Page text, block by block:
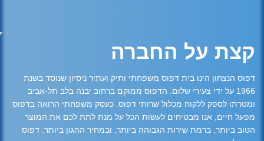
קצת על החברה
דפוס הנצחון הינו בית דפוס משפחתי ותיק ועתיר ניסיון שנוסד בשנת
1966 על ידי צעירי שלום. הדפוס ממוקם ברחוב יבנה בלב תל-אביב
ומטרתו לספק ללקוח מכלול שרותי דפוס. כעסק משפחתי הרואה בדפוס
מפעל חיים, אנו מבטיחים לעשות הכל על מנת לתת לכם את המוצר
הטוב ביותר, ברמת שירות הגבוהה ביותר, ובמחיר ההגון ביותר: דפוס